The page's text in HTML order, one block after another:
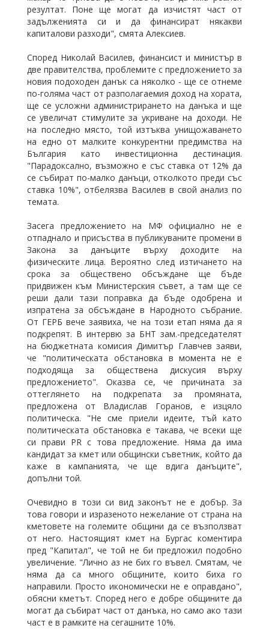
резултат. Поне ще могат да изчистят част от
задълженията си и да финансират някакви
капиталови разходи", смята Алексиев.
Според Николай Василев, финансист и министър в
две правителства, проблемите с предложението за
новия подоходен данък са няколко - ще се отнеме
по-голяма част от разполагаемия доход на хората,
ще се усложни администрирането на данъка и ще
се увеличат стимулите за укриване на доходи. Не
на последно място, той изтъква унищожаването
на едно от малките конкурентни предимства на
България като инвестиционна дестинация.
"Парадоксално, възможно е със ставка от 12% да
се събират по-малко данъци, отколкото преди със
ставка 10%", отбелязва Василев в свой анализ по
темата.
Засега предложението на МФ официално не е
отпаднало и присъства в публикуваните промени в
Закона за данъците върху доходите на
физическите лица. Вероятно след изтичането на
срока за обществено обсъждане ще бъде
придвижен към Министерския съвет, а там ще се
реши дали тази поправка да бъде одобрена и
изпратена за обсъждане в Народното събрание.
От ГЕРБ вече заявиха, че на този етап няма да я
подкрепят. В интервю за БНТ зам.-председателят
на бюджетната комисия Димитър Главчев заяви,
че "политическата обстановка в момента не е
подходяща за обществена дискусия върху
предложението". Оказва се, че причината за
оттеглянето на подкрепата за промяната,
предложена от Владислав Горанов, е изцяло
политическа. "Не сме приели идеите, тъй като
политическата обстановка е такава, че всеки ще
си прави PR с това предложение. Няма да има
кандидат за кмет или общински съветник, който да
каже в кампанията, че ще вдига данъците",
допълни той.
Очевидно в този си вид законът не е добър. За
това говори и изразеното нежелание от страна на
кметовете на големите общини да се възползват
от него. Настоящият кмет на Бургас коментира
пред "Капитал", че той не би предложил подобно
увеличение. "Лично аз не бих го въвел. Смятам, че
няма да са много общините, които биха го
направили. Просто икономически не е оправдано",
обясни кметът. Според него е добре общините да
могат да събират част от данъка, но само ако тази
част е в рамките на сегашните 10%.